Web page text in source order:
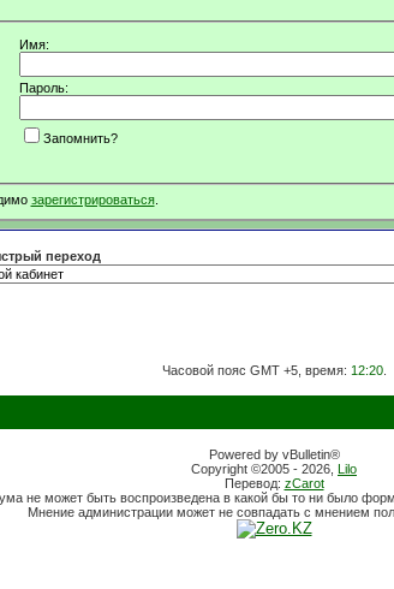
Имя:
Пароль:
Запомнить?
зарегистрироваться.
переход
Часовой пояс GMT +5, время: 12:20.
Powered by vBulletin®
Copyright ©2005 - 2026, Lilo
Перевод: zCarot
не может быть воспроизведена в какой бы то ни было
Мнение администрации может не совпадать с мнением